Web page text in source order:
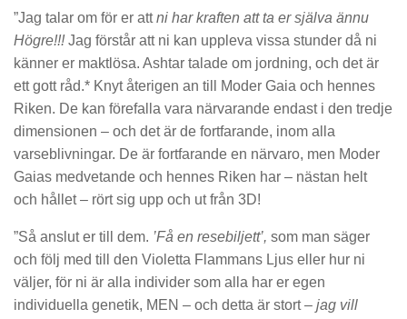
”Jag talar om för er attni har kraften att ta er själva ännu
Högre!!!Jag förstår att ni kan uppleva vissa stunder då ni
känner er maktlösa. Ashtar talade om jordning, och det är
ett gott råd.* Knyt återigen an till Moder Gaia och hennes
Riken. De kan förefalla vara närvarande endast i den tredje
dimensionen – och det är de fortfarande, inom alla
varseblivningar. De är fortfarande en närvaro, men Moder
Gaias medvetande och hennes Riken har – nästan helt
och hållet – rört sig upp och ut från 3D!
”Så anslut er till dem. ’Få en resebiljett’, som man säger
och följ med till den Violetta Flammans Ljus eller hur ni
väljer, för ni är alla individer som alla har er egen
individuella genetik, MEN – och detta är stort – jag vill